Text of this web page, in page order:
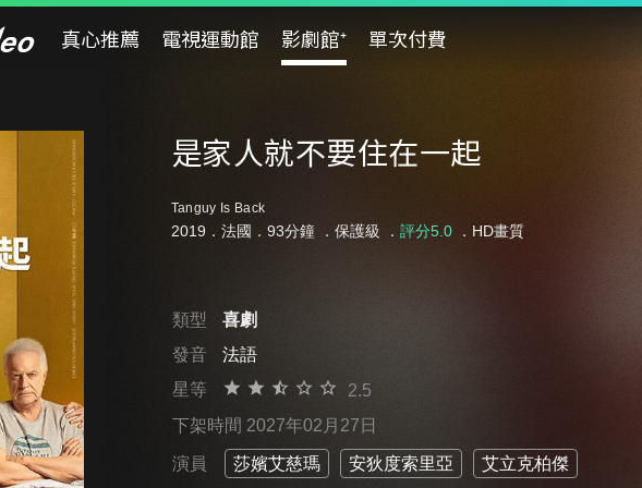
真心推薦 電視運動館 影劇館⁺ 單次付費
是家人就不要住在一起
Tanguy Is Back
2019．法國．93分鐘 ． 保護級 ． 評分5.0．HD畫質
類型
喜劇
發音
法語
星等
2.5
下架時間 2027年02月27日
演員 莎嬪艾慈瑪 安狄度索里亞 艾立克柏傑